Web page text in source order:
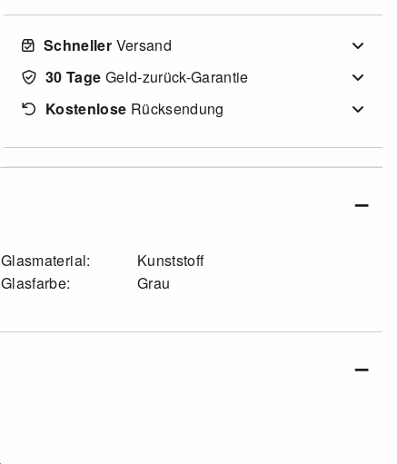
Schneller Versand
30 Tage Geld-zurück-Garantie
Kostenlose Rücksendung
Glasmaterial:
Kunststoff
Glasfarbe:
Grau